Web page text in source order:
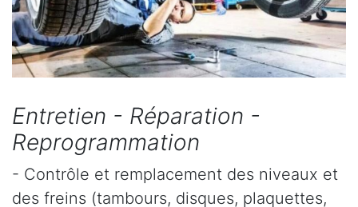
Entretien - Réparation -
Reprogrammation
- Contrôle et remplacement des niveaux et
des freins (tambours, disques, plaquettes,